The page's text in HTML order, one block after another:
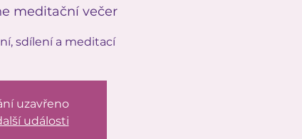
meditační večer
uzavřeno
události